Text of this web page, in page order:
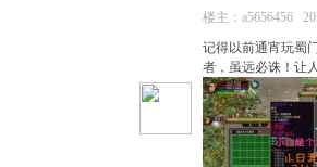
楼主： a5656456
记得以前通宵玩蜀
者，虽远必诛！让